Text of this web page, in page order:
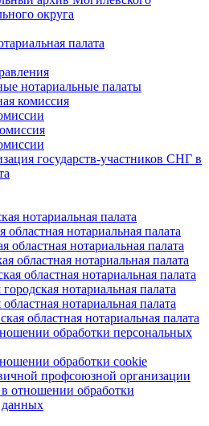
округа
палата
нотариальные палаты
комиссия
государств-участников СНГ в
нотариальная палата
областная нотариальная палата
областная нотариальная палата
областная нотариальная палата
областная нотариальная палата
нотариальная палата
нотариальная палата
областная нотариальная палата
обработки персональных
обработки cookie
профсоюзной организации
отношении обработки
данных